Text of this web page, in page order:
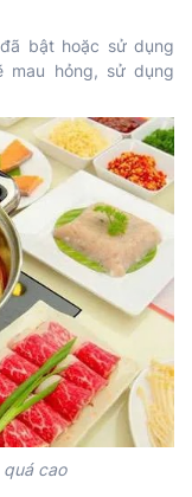
bật hoặc sử dụng
mau hỏng, sử dụng
cao